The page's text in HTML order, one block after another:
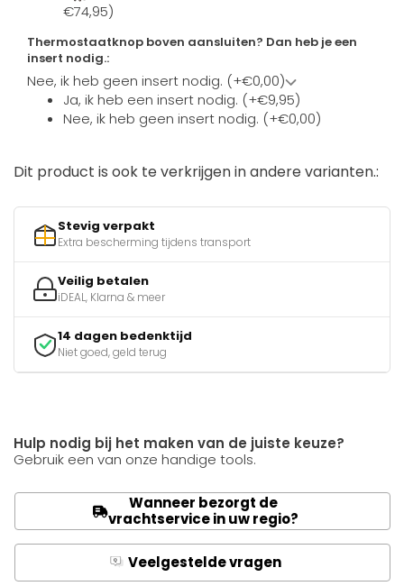
€74,95)
Thermostaatknop boven aansluiten? Dan heb je een
insert nodig.:
Nee, ik heb geen insert nodig. (+€0,00)
Ja, ik heb een insert nodig. (+€9,95)
Nee, ik heb geen insert nodig. (+€0,00)
Dit product is ook te verkrijgen in andere varianten.:
Stevig verpakt
Extra bescherming tijdens transport
Veilig betalen
iDEAL, Klarna & meer
14 dagen bedenktijd
Niet goed, geld terug
Hulp nodig bij het maken van de juiste keuze?
Gebruik een van onze handige tools.
Wanneer bezorgt de
vrachtservice in uw regio?
Q Veelgestelde vragen